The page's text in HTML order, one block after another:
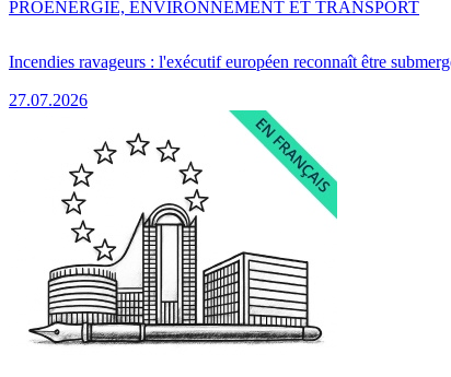
Incendies ravageurs : l'exécutif européen reconnaît être
27.07.2026
PROENERGIE, ENVIRONNEMENT ET TRANSPORT